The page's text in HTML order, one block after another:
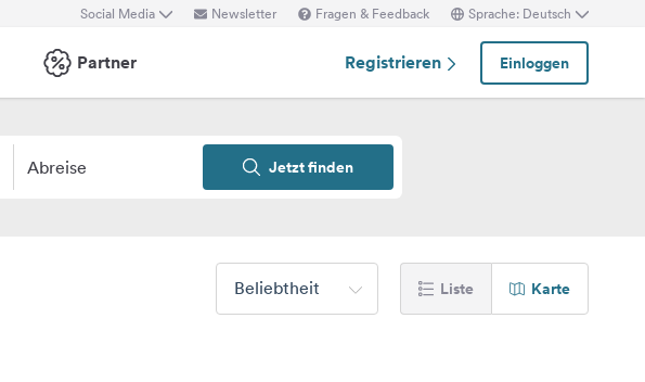
Social Media Newsletter Fragen & Feedback Sprache: Deutsch
Partner Registrieren Einloggen
Abreise Jetzt finden
Beliebtheit Liste Karte